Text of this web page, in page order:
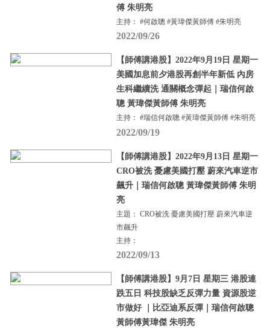
傅 朱明亮
主持： #何啟聰 #黃瑋傑黃師傅 #朱明亮
2022/09/26
【師傅講港股】2022年9月19日 星期一
美國加息前夕港股再創半年新低 內房
生科繼續洗 通關概念彈起｜瑞信何啟
聰 黃瑋傑黃師傅 朱明亮
主持： #瑞信何啟聰 #黃瑋傑黃師傅 #朱明亮
2022/09/19
【師傅講港股】2022年9月13日 星期一
CRO被洗 憂慮美國打壓 蔚來汽車逆市
飆升｜瑞信何啟聰 黃瑋傑黃師傅 朱明
亮
主題： CRO被洗 憂慮美國打壓 蔚來汽車逆
市飆升
主持：
2022/09/13
【師傅講港股】9月7日 星期三 港股連
跌五日 科技股缺乏反彈力量 資源股逆
市做好 ｜比亞迪系反彈｜瑞信何啟聰
黃師傅黃瑋傑 朱明亮